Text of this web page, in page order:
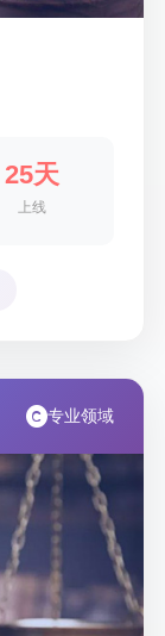
25天
上线
专业领域